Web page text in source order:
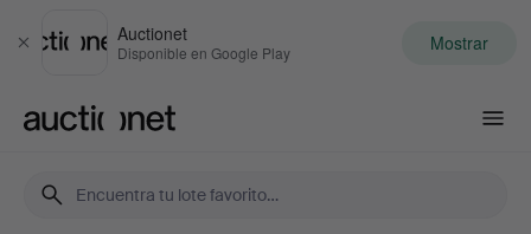
Cerrar
Auctionet
Disponible en Google Play Mostrar